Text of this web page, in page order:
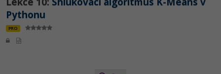
Pythonu
PRO